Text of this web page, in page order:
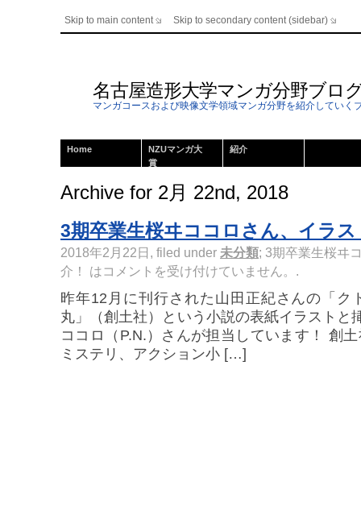
Skip to main content Skip to secondary content (sidebar)
名古屋造形大学マンガ分野ブロ
マンガコースおよび映像文学領域マンガ分野を紹介していく
Home
NZUマンガ大
賞
紹介
Archive for 2月 22nd, 2018
3期卒業生桜ヰココロさん、イラス
2018年2月22日, filed under 未分類; 3期卒業生桜ヰ
介！ はコメントを受け付けていません。 .
昨年12月に刊行された山田正紀さんの「
丸」（創土社）という小説の表紙イラストと
ココロ（P.N.）さんが担当しています！ 創
ミステリ、アクション小 […]